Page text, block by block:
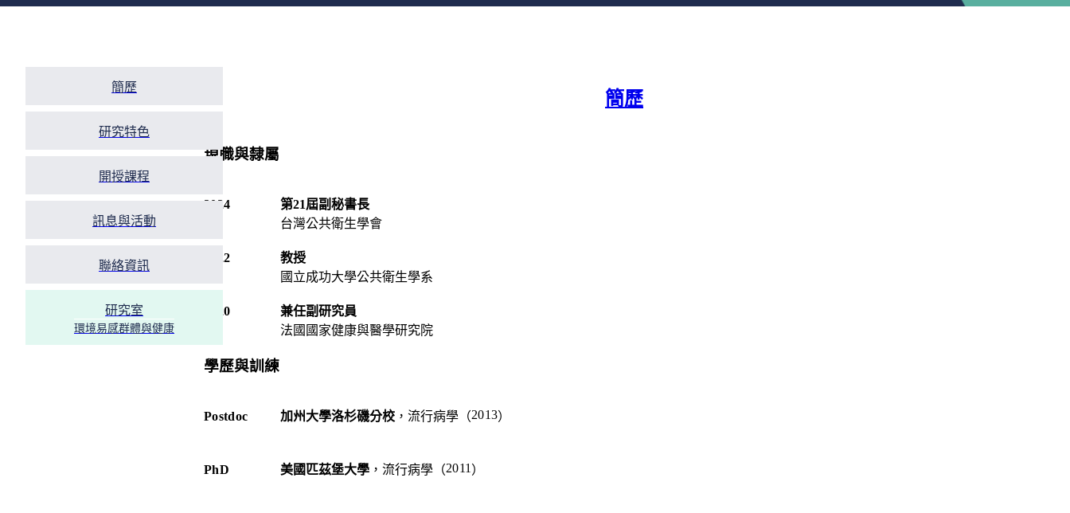
簡歷
研究特色
開授課程
訊息與活動
聯絡資訊
研究室
環境易感群體與健康
簡歷
現職與隸屬
2024
第21屆副秘書長
台灣公共衛生學會
2022
教授
國立成功大學公共衛生學系
2020
兼任副研究員
法國國家健康與醫學研究院
學歷與訓練
Postdoc 加州大學洛杉磯分校 ， 流行病學 （2013）
PhD 美國匹茲堡大學 ， 流行病學 （2011 ）